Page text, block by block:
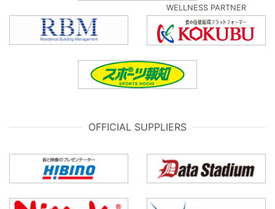
WELLNESS PARTNER
OFFICIAL SUPPLIERS